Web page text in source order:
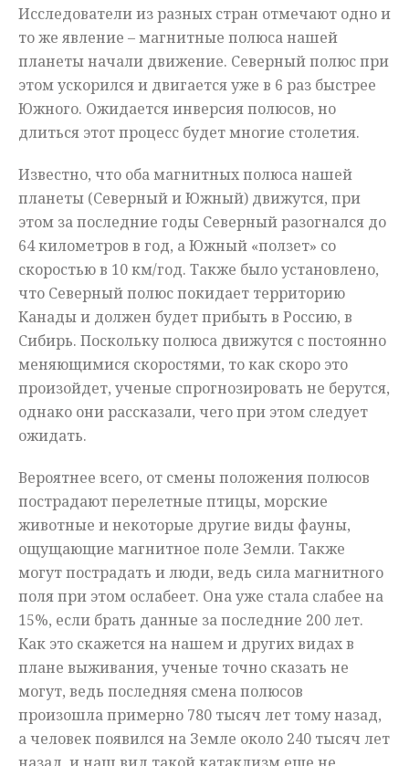
Происшествия
Исследователи из разных стран отмечают одно и
то же явление – магнитные полюса нашей
планеты начали движение. Северный полюс при
этом ускорился и двигается уже в 6 раз быстрее
Южного. Ожидается инверсия полюсов, но
длиться этот процесс будет многие столетия.
Известно, что оба магнитных полюса нашей
планеты (Северный и Южный) движутся, при
этом за последние годы Северный разогнался до
64 километров в год, а Южный «ползет» со
скоростью в 10 км/год. Также было установлено,
что Северный полюс покидает территорию
Канады и должен будет прибыть в Россию, в
Сибирь. Поскольку полюса движутся с постоянно
меняющимися скоростями, то как скоро это
произойдет, ученые спрогнозировать не берутся,
однако они рассказали, чего при этом следует
ожидать.
Вероятнее всего, от смены положения полюсов
пострадают перелетные птицы, морские
животные и некоторые другие виды фауны,
ощущающие магнитное поле Земли. Также
могут пострадать и люди, ведь сила магнитного
поля при этом ослабеет. Она уже стала слабее на
15%, если брать данные за последние 200 лет.
Как это скажется на нашем и других видах в
плане выживания, ученые точно сказать не
могут, ведь последняя смена полюсов
произошла примерно 780 тысяч лет тому назад,
а человек появился на Земле около 240 тысяч лет